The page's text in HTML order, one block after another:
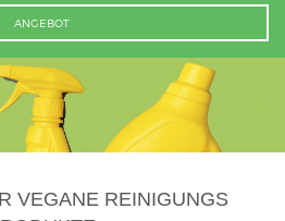
G
L
ANGEBOT
VEGANE REINIGUNGS